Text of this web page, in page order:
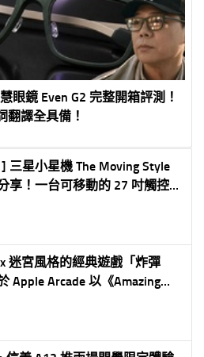
眼鏡 Even G2 完整開箱評測！
翻譯全具備！
三星小星機 The Moving Style
享！一台可移動的 27 吋觸控螢
迷宮風格的經典遊戲「炸彈
Apple Arcade 以《Amazing